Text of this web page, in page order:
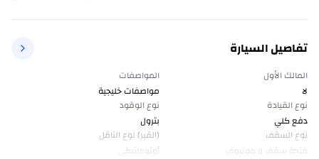
تفاصيل السيارة
المالك الأول
لا
المواصفات
مواصفات خليجية
نوع القيادة
دفع كلي
نوع الوقود
بترول
نوع السقف
فتحة سقف و مونروف
(القير) نوع الناقل
أوتوماتيكي